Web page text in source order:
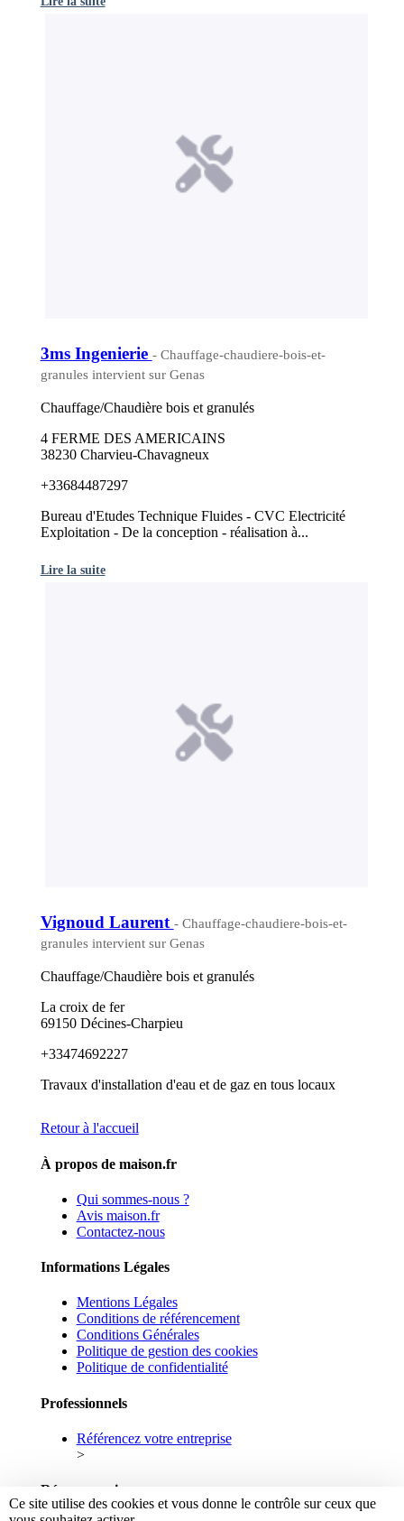
3ms Ingenierie - Chauffage-chaudiere-bois-et-
granules intervient sur Genas
Chauffage/Chaudière bois et granulés
4 FERME DES AMERICAINS
38230 Charvieu-Chavagneux
+33684487297
Bureau d'Etudes Technique Fluides - CVC Electricité
Exploitation - De la conception - réalisation à...
Lire la suite
Vignoud Laurent - Chauffage-chaudiere-bois-et-
granules intervient sur Genas
Chauffage/Chaudière bois et granulés
La croix de fer
69150 Décines-Charpieu
+33474692227
Travaux d'installation d'eau et de gaz en tous locaux
Retour à l'accueil
À propos de maison.fr
Qui sommes-nous ?
Avis maison.fr
Contactez-nous
Informations Légales
Mentions Légales
Conditions de référencement
Conditions Générales
Politique de gestion des cookies
Politique de confidentialité
Professionnels
Référencez votre entreprise
>
Réseaux sociaux
Ce site utilise des cookies et vous donne le contrôle sur ceux que